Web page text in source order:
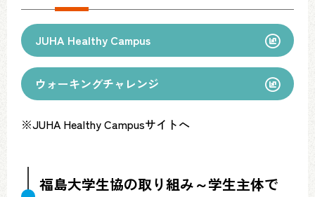
JUHA Healthy Campus
ウォーキングチャレンジ
※JUHA Healthy Campusサイトへ
福島大学生協の取り組み～学生主体で